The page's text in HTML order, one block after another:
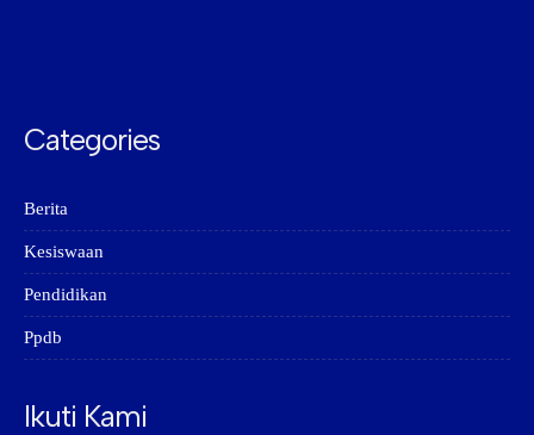
Categories
Berita
Kesiswaan
Pendidikan
Ppdb
Ikuti Kami